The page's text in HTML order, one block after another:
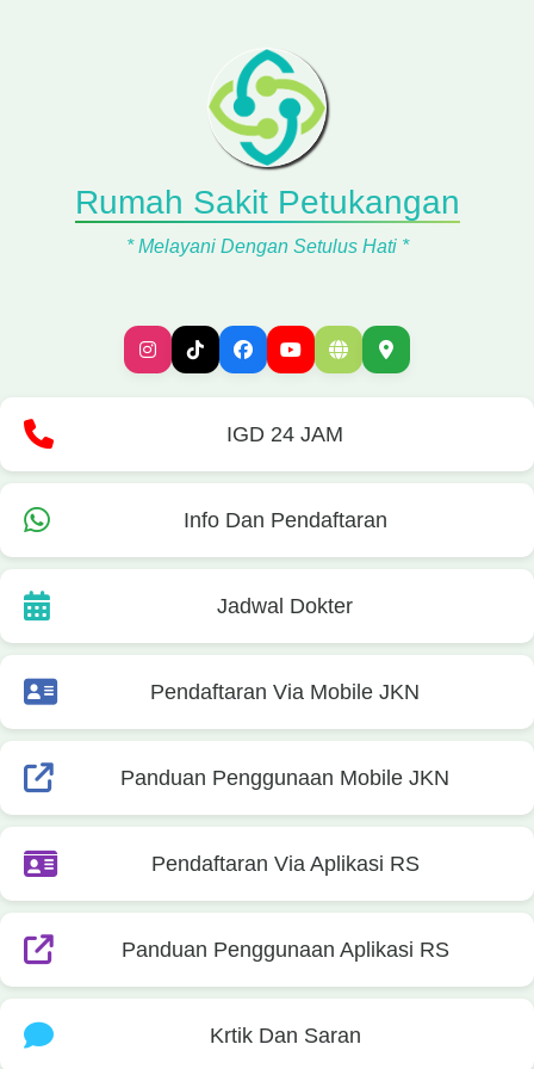
Rumah Sakit Petukangan
* Melayani Dengan Setulus Hati *
IGD 24 JAM
Info Dan Pendaftaran
Jadwal Dokter
Pendaftaran Via Mobile JKN
Panduan Penggunaan Mobile JKN
Pendaftaran Via Aplikasi RS
Panduan Penggunaan Aplikasi RS
Krtik Dan Saran